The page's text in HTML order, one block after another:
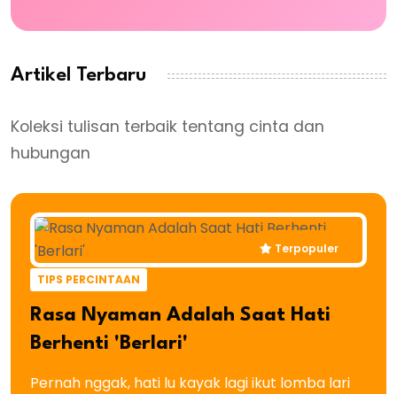
Artikel Terbaru
Koleksi tulisan terbaik tentang cinta dan
hubungan
Terpopuler
TIPS PERCINTAAN
Rasa Nyaman Adalah Saat Hati
Berhenti 'Berlari'
Pernah nggak, hati lu kayak lagi ikut lomba lari